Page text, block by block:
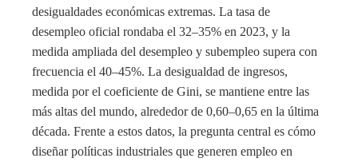
desigualdades económicas extremas. La tasa de
desempleo oficial rondaba el 32–35% en 2023, y la
medida ampliada del desempleo y subempleo supera con
frecuencia el 40–45%. La desigualdad de ingresos,
medida por el coeficiente de Gini, se mantiene entre las
más altas del mundo, alrededor de 0,60–0,65 en la última
década. Frente a estos datos, la pregunta central es cómo
diseñar políticas industriales que generen empleo en